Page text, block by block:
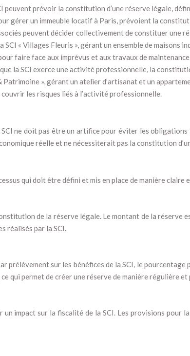
peuvent prévoir la constitution d’une réserve légale,
gérer un immeuble locatif à Paris, prévoient la
peuvent décider collectivement de constituer une
« Villages Fleuris », gérant un ensemble de
faire face aux imprévus et aux travaux de maintenance.
la SCI exerce une activité professionnelle, la
», gérant un atelier d’artisanat et un
les risques liés à l’activité professionnelle.
ne doit pas être un artifice pour éviter les
réelle et ne nécessiterait pas la constitution
qui doit être défini et mis en place de manière claire
de la réserve légale. Le montant de la
réalisés par la SCI.
prélèvement sur les bénéfices de la SCI, le
qui permet de créer une réserve de manière régulière et
impact sur la fiscalité de la SCI. Les provisions pour